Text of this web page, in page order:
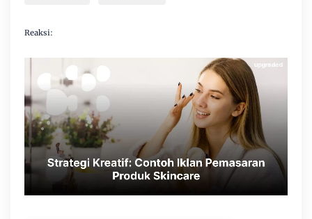
Reaksi: